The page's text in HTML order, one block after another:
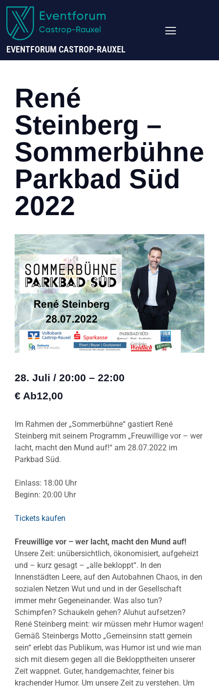
EVENTFORUM CASTROP-RAUXEL
René
Steinberg –
Sommerbühne
Parkbad Süd
2022
28. Juli / 20:00 – 22:00
€ Ab12,00
Im Rahmen der „Sommerbühne“ gastiert René
Steinberg mit seinem Programm „Freuwillige vor – wer
lacht, macht den Mund auf!“ am 28.07.2022 im
Parkbad Süd.
Einlass: 18:00 Uhr
Beginn: 20:00 Uhr
Tickets kaufen
Freuwillige vor – wer lacht, macht den Mund auf!
Unsere Zeit: unübersichtlich, ökonomisiert, aufgeheizt
und – kurz gesagt – „alle bekloppt“. In den
Innenstädten Leere, auf den Autobahnen Chaos, in den
sozialen Netzen Wut und und in der Gesellschaft
immer mehr Gegeneinander. Was also tun?
Schimpfen? Schaukeln gehen? Aluhut aufsetzen?
René Steinberg meint: wir müssen mehr Humor wagen!
Gemäß Steinbergs Motto „Gemeinsinn statt gemein
sein“ erlebt das Publikum, was Humor ist und wie man
sich mit diesem gegen all die Beklopptheiten unserer
Zeit wappnet. Guter, handgemachter, feiner bis
krachender Humor. Um unsere Zeit zu verstehen. Um